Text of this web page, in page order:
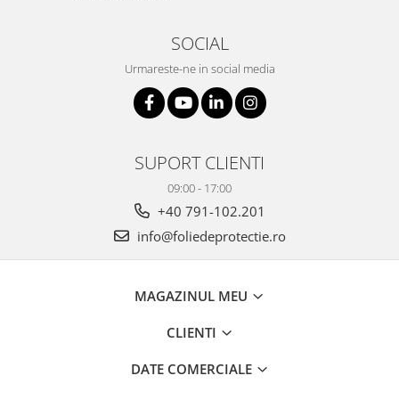
SOCIAL
Urmareste-ne in social media
SUPORT CLIENTI
09:00 - 17:00
+40 791-102.201
info@foliedeprotectie.ro
MAGAZINUL MEU
CLIENTI
DATE COMERCIALE